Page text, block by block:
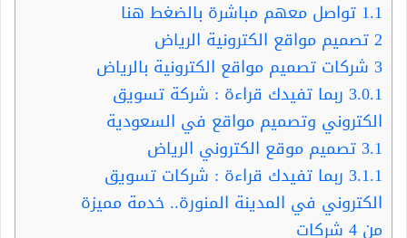
1.1 تواصل معهم مباشرة بالضغط هنا
2تصميم مواقع الكترونية الرياض
3 شركات تصميم مواقع الكترونية بالرياض
3.0.1 ربما تفيدك قراءة : شركة تسويق
الكتروني وتصميم مواقع في السعودية
3.1تصميم موقع الكتروني الرياض
3.1.1 ربما تفيدك قراءة : شركات تسويق
الكتروني في المدينة المنورة.. خدمة مميزة
من 4 شركات